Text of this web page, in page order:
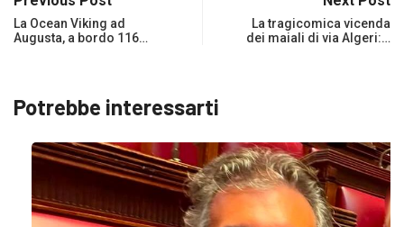
La Ocean Viking ad
Augusta, a bordo 116…
La tragicomica vicenda
dei maiali di via Algeri:…
Potrebbe interessarti